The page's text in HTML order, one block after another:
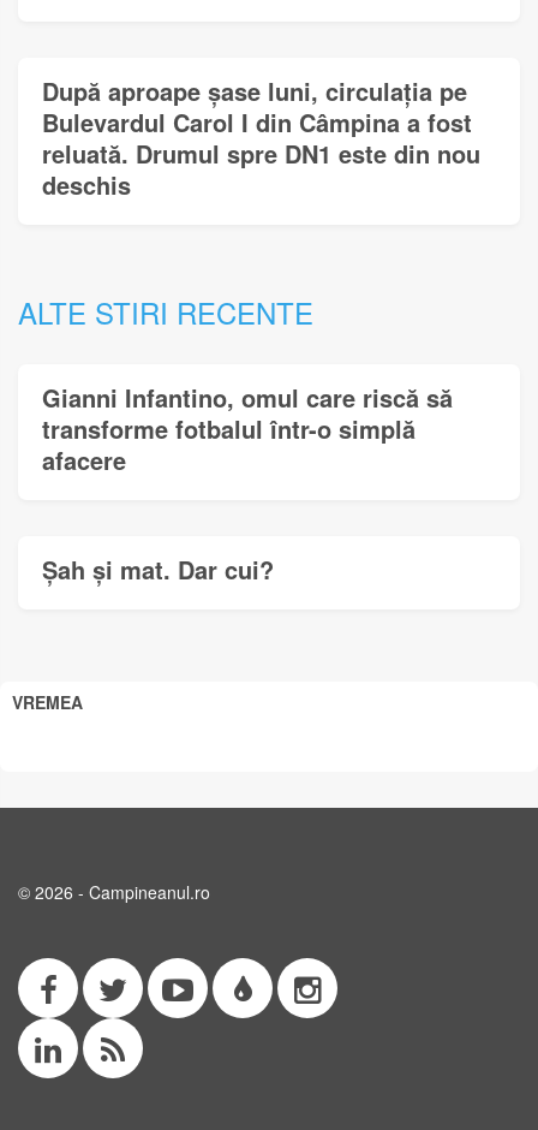
După aproape șase luni, circulația pe
Bulevardul Carol I din Câmpina a fost
reluată. Drumul spre DN1 este din nou
deschis
ALTE STIRI RECENTE
Gianni Infantino, omul care riscă să
transforme fotbalul într-o simplă
afacere
Șah și mat. Dar cui?
VREMEA
© 2026 - Campineanul.ro